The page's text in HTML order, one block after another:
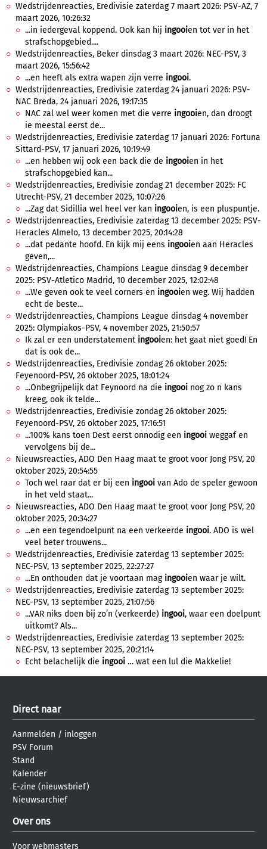
Wedstrijdenreacties, Eredivisie zaterdag 7 maart 2026: PSV-AZ, 7
maart 2026, 10:26:32
...in iedergeval koppend. Ook kan hij ingooien tot ver in het
strafschopgebied....
Wedstrijdenreacties, Beker dinsdag 3 maart 2026: NEC-PSV, 3
maart 2026, 15:56:42
...en heeft als extra wapen zijn verre ingooi.
Wedstrijdenreacties, Eredivisie zaterdag 24 januari 2026: PSV-
NAC Breda, 24 januari 2026, 19:17:35
NAC zal wel weer komen met die verre ingooien, dan droogt
ie meestal eerst de...
Wedstrijdenreacties, Eredivisie zaterdag 17 januari 2026: Fortuna
Sittard-PSV, 17 januari 2026, 10:19:49
...en hebben wij ook een back die de ingooien in het
strafschopgebied kan...
Wedstrijdenreacties, Eredivisie zondag 21 december 2025: FC
Utrecht-PSV, 21 december 2025, 10:07:26
...Zag dat Sidillia wel heel ver kan ingooien, is een pluspuntje.
Wedstrijdenreacties, Eredivisie zaterdag 13 december 2025: PSV-
Heracles Almelo, 13 december 2025, 20:14:28
...dat pedante hoofd. En kijk mij eens ingooien aan Heracles
geven,...
Wedstrijdenreacties, Champions League dinsdag 9 december
2025: PSV-Atletico Madrid, 10 december 2025, 12:02:48
...We geven ook te veel corners en ingooien weg. Wij hadden
echt de beste...
Wedstrijdenreacties, Champions League dinsdag 4 november
2025: Olympiakos-PSV, 4 november 2025, 21:50:57
Ik zal er een understatement ingooien: het gaat niet goed! En
dat is ook de...
Wedstrijdenreacties, Eredivisie zondag 26 oktober 2025:
Feyenoord-PSV, 26 oktober 2025, 18:01:24
...Onbegrijpelijk dat Feynoord na die ingooi nog zo n kans
kreeg, ook ik telde...
Wedstrijdenreacties, Eredivisie zondag 26 oktober 2025:
Feyenoord-PSV, 26 oktober 2025, 17:16:51
...100% kans toen Dest eerst onnodig een ingooi weggaf en
vervolgens bij de...
Nieuwsreacties, ADO Den Haag maat te groot voor Jong PSV, 20
oktober 2025, 20:54:55
Toch wel raar dat er bij een ingooi van Ado de speler gewoon
in het veld staat...
Nieuwsreacties, ADO Den Haag maat te groot voor Jong PSV, 20
oktober 2025, 20:34:27
...en een tegendoelpunt na een verkeerde ingooi. ADO is wel
veel beter trouwens...
Wedstrijdenreacties, Eredivisie zaterdag 13 september 2025:
NEC-PSV, 13 september 2025, 22:27:27
...En onthouden dat je voortaan mag ingooien waar je wilt.
Wedstrijdenreacties, Eredivisie zaterdag 13 september 2025:
NEC-PSV, 13 september 2025, 21:07:56
...VAR niks doen bij zo’n (verkeerde) ingooi, waar een doelpunt
uitkomt? Als...
Wedstrijdenreacties, Eredivisie zaterdag 13 september 2025:
NEC-PSV, 13 september 2025, 20:21:14
Echt belachelijk die ingooi … wat een lul die Makkelie!
Direct naar
Aanmelden / inloggen
PSV Forum
Stand
Kalender
E-zine (nieuwsbrief)
Nieuwsarchief
Over ons
Voor webmasters